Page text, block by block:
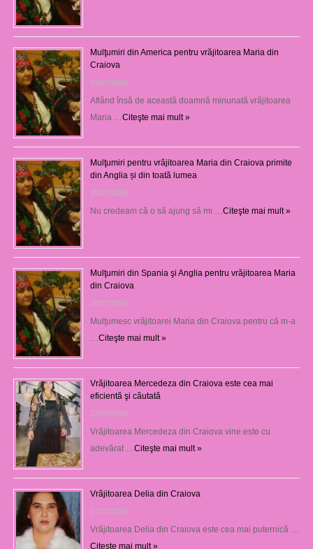
Mulţumiri din America pentru vrăjitoarea Maria din
Craiova
31/07/2026
Aflând însă de această doamnă minunată vrăjitoarea
Maria …Citeşte mai mult »
Mulţumiri pentru vrăjitoarea Maria din Craiova primite
din Anglia și din toată lumea
29/07/2026
Nu credeam că o să ajung să mi …Citeşte mai mult »
Mulţumiri din Spania şi Anglia pentru vrăjitoarea Maria
din Craiova
28/07/2026
Mulţumesc vrăjitoarei Maria din Craiova pentru că m-a
…Citeşte mai mult »
Vrăjitoarea Mercedeza din Craiova este cea mai
eficientă şi căutată
27/07/2026
Vrăjitoarea Mercedeza din Craiova vine este cu
adevărat …Citeşte mai mult »
Vrăjitoarea Delia din Craiova
27/07/2026
Vrăjitoarea Delia din Craiova este cea mai puternică …
Citeşte mai mult »